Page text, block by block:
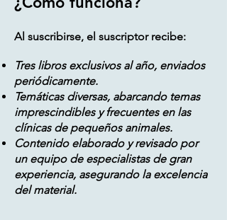
Al suscribirse, el suscriptor recibe:
Tres libros exclusivos al año, enviados
periódicamente.
Temáticas diversas, abarcando temas
imprescindibles y frecuentes en las
clínicas de pequeños animales.
Contenido elaborado y revisado por
un equipo de especialistas de gran
experiencia, asegurando la excelencia
del material.